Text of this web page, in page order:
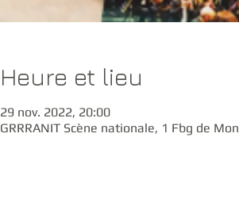
Heure et lieu
29 nov. 2022, 20:00
GRRRANIT Scène nationale, 1 Fbg de